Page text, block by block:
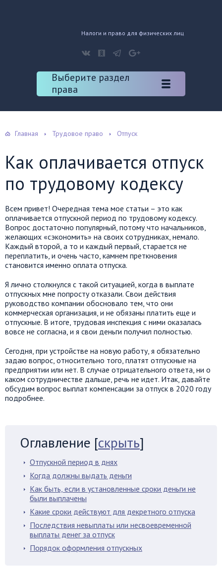
Налоги и право для физических лиц
Выберите раздел
права
Главная Трудовое право Отпуск
Как оплачивается отпуск
по трудовому кодексу
Всем привет! Очередная тема мое статьи – это как
оплачивается отпускной период по трудовому кодексу.
Вопрос достаточно популярный, потому что начальников,
желающих «сэкономить» на своих сотрудниках, немало.
Каждый второй, а то и каждый первый, старается не
переплатить, и очень часто, камнем преткновения
становится именно оплата отпуска.
Я лично столкнулся с такой ситуацией, когда в выплате
отпускных мне попросту отказали. Свои действия
руководство компании обосновало тем, что они
коммерческая организация, и не обязаны платить еще и
отпускные. В итоге, трудовая инспекция с ними оказалась
вовсе не согласна, и я свои деньги получил полностью.
Сегодня, при устройстве на новую работу, я обязательно
задаю вопрос, относительно того, платят отпускные на
предприятии или нет. В случае отрицательного ответа, ни о
каком сотрудничестве дальше, речь не идет. Итак, давайте
обсудим вопрос выплат компенсации за отпуск в 2020 году
подробнее.
Оглавление [скрыть]
Отпускной период в днях
Когда должны выдать деньги
Как быть, если в установленные сроки деньги не
были выплачены
Какие сроки действуют для декретного отпуска
Последствия невыплаты или несвоевременной
выплаты денег за отпуск
Порядок оформления отпускных